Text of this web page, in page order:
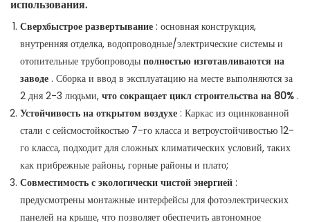
использования.
Сверхбыстрое развертывание : основная конструкция,
внутренняя отделка, водопроводные/электрические системы и
отопительные трубопроводы полностью изготавливаются на
заводе . Сборка и ввод в эксплуатацию на месте выполняются за
2 дня 2-3 людьми, что сокращает цикл строительства на 80% .
Устойчивость на открытом воздухе : Каркас из оцинкованной
стали с сейсмостойкостью 7-го класса и ветроустойчивостью 12-
го класса, подходит для сложных климатических условий, таких
как прибрежные районы, горные районы и плато;
Совместимость с экологически чистой энергией :
предусмотрены монтажные интерфейсы для фотоэлектрических
панелей на крыше, что позволяет обеспечить автономное